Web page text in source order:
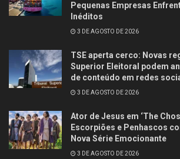
Pequenas Empresas
Inéditos
3 DE AGOSTO DE 2026
TSE aperta cerco: Novas
Superior Eleitoral podem
de conteúdo em redes
3 DE AGOSTO DE 2026
Ator de Jesus em ‘The
Escorpiões e Penhascos
Nova Série Emocionante
3 DE AGOSTO DE 2026